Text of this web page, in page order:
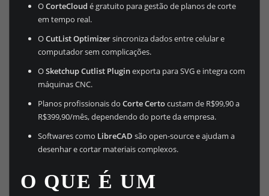
OCorteCloud é gratuito para gestão de planos de corte
em tempo real.
OCutList Optimizersincroniza dados entre celular e
computador sem complicações.
OSketchup Cutlist Pluginexporta para SVG e integra com
máquinas CNC.
Planos profissionais doCorte Certocustam de R$99,90 a
R$399,90/mês, dependendo do porte da empresa.
Softwares como LibreCAD são open-source e ajudam a
desenhar e cortar materiais complexos.
O QUE É UM